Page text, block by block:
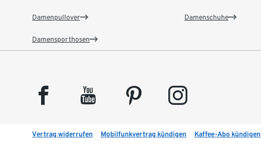
Damenpullover
Damensporthosen
Damenschuhe
facebook youtube pinterest instagram
Vertrag widerrufen Mobilfunkvertrag kündigen Kaffee-Abo kündigen